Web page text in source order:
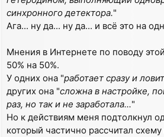
синхронного детектора."
Ага... ну да... ну да... и всё это на
Мнения в Интернете по поводу
50% на 50%.
У одних она "работает сразу и
других она "сложна в настройке,
раз, но так и не заработала..."
Но к действиям меня подтолкнул
который частично рассчитал схему